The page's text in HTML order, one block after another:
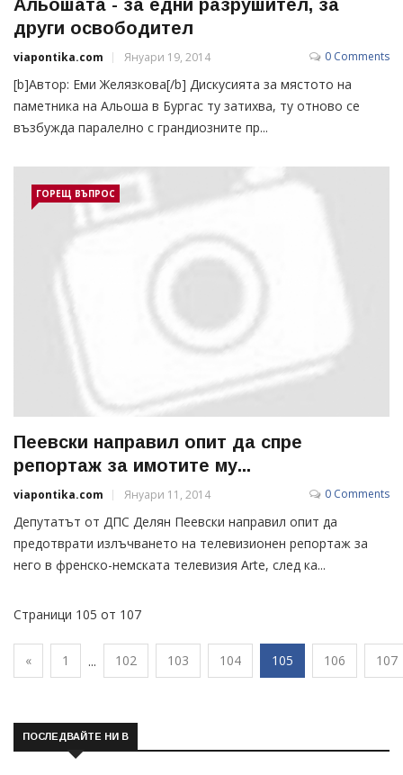
Альошата - за едни разрушител, за
други освободител
viapontika.com Януари 19, 2014 0 Comments
[b]Автор: Еми Желязкова[/b] Дискусията за мястото на
паметника на Альоша в Бургас ту затихва, ту отново се
възбужда паралелно с грандиозните пр...
ГОРЕЩ ВЪПРОС
Пеевски направил опит да спре
репортаж за имотите му...
viapontika.com Януари 11, 2014 0 Comments
Депутатът от ДПС Делян Пеевски направил опит да
предотврати излъчването на телевизионен репортаж за
него в френско-немската телевизия Arte, след ка...
Страници 105 от 107
« 1 ... 102 103 104 105 106 107
ПОСЛЕДВАЙТЕ НИ В